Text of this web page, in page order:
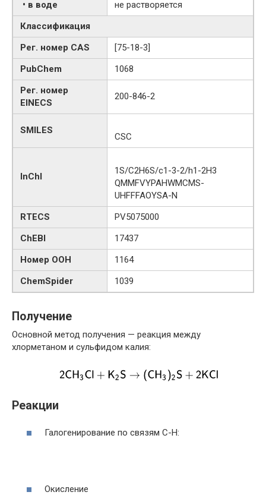
• в воде
не растворяется
Классификация
Рег. номер CAS
[75-18-3]
PubChem
1068
Рег. номер
EINECS
200-846-2
SMILES
CSC
InChI
1S/C2H6S/c1-3-2/h1-2H3
QMMFVYPAHWMCMS-
UHFFFAOYSA-N
RTECS
PV5075000
ChEBI
17437
Номер ООН
1164
ChemSpider
1039
Получение
Основной метод получения — реакция между
хлорметаном и сульфидом калия:
Реакции
Галогенирование по связям C-H:
Окисление